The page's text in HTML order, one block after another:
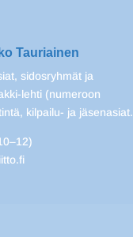
Tauriainen
sidosryhmät ja
lehti (numeroon
kilpailu- ja jäsenasiat.